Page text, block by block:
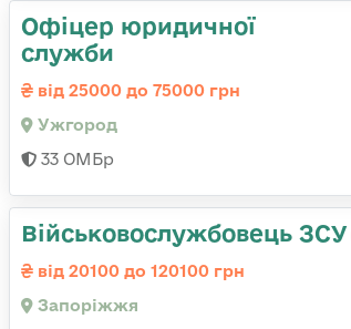
Офіцер юридичної
служби
від 25000 до 75000 грн
Ужгород
33 ОМБр
Військовослужбовець ЗСУ
від 20100 до 120100 грн
Запоріжжя